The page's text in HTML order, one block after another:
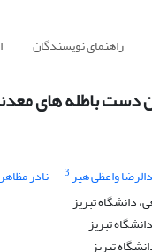
راهنمای نویسندگان
‏دست باطله ‏های
واعظی هیر3 نادر
دانشگاه تبریز
تبریز
تبریز